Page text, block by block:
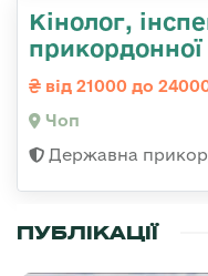
Кінолог,
від 21000 до
Чоп
Державна
ПУБЛІКАЦІЇ